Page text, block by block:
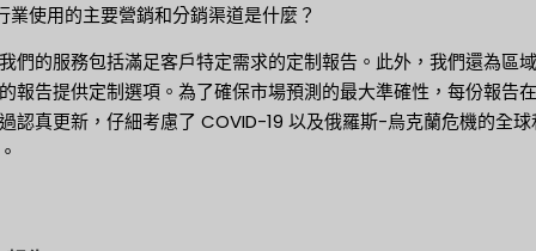
業使用的主要營銷和分銷渠道是什麼？
們的服務包括滿足客戶特定需求的定制報告。此外，我們還為區
報告提供定制選項。為了確保市場預測的最大準確性，每份報告
認真更新，仔細考慮了 COVID-19 以及俄羅斯-烏克蘭危機的全球